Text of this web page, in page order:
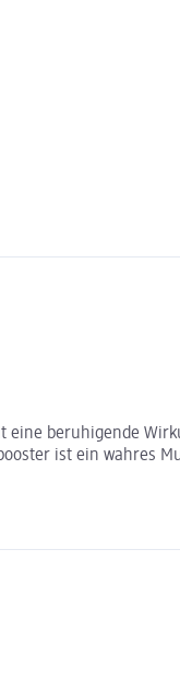
eine beruhigende
ist ein wahres